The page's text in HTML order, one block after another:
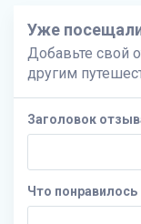
Уже посещали
Добавьте свой
другим
Заголовок
Что понравилось